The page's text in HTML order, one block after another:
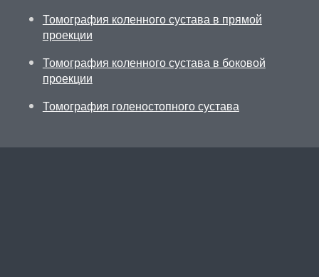
Томография коленного сустава в прямой
проекции
Томография коленного сустава в боковой
проекции
Томография голеностопного сустава